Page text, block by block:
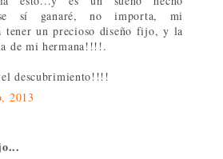
sí ganaré, no importa, mi
tener un precioso diseño fijo, y la
de mi hermana!!!!.
descubrimiento!!!!
2013